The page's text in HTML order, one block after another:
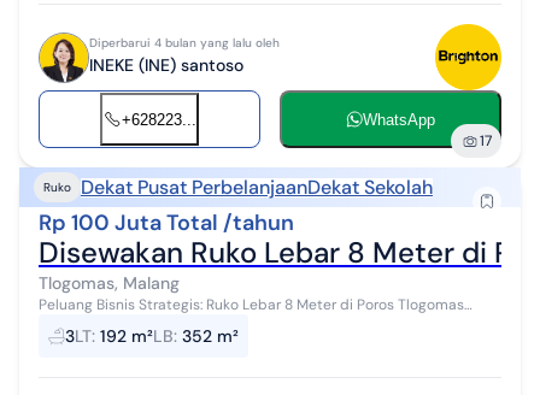
Diperbarui 4 bulan yang lalu oleh
INEKE (INE) santoso
+628223... WhatsApp
17
Ruko Dekat Pusat PerbelanjaanDekat Sekolah
Rp 100 Juta Total /tahun
Disewakan Ruko Lebar 8 Meter di
Tlogomas, Malang
Peluang Bisnis Strategis: Ruko Lebar 8 Meter di Poros Tlogomas
Maksimalkan visibilitas usaha Anda dengan ruko dua lantai di lokasi
premium jalan r...
3LT: 192 m²LB: 352 m²